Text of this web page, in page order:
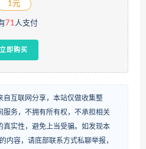
1元
71人支付
立即购买
自互联网分享，本站仅做收集整
服务，不拥有所有权，不承担相关
真实性，避免上当受骗。如发现本
内容，请底部联系方式私聊举报，